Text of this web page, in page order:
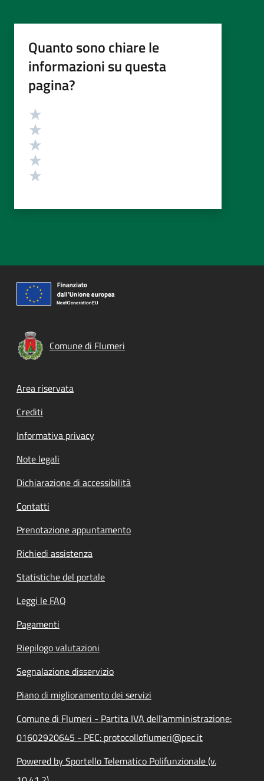
Quanto sono chiare le
informazioni su questa
pagina?
Valutazione
Comune di Flumeri
Footer menu
Area riservata
Crediti
Informativa privacy
Note legali
Dichiarazione di accessibilità
Contatti
Prenotazione appuntamento
Richiedi assistenza
Statistiche del portale
Leggi le FAQ
Pagamenti
Riepilogo valutazioni
Segnalazione disservizio
Piano di miglioramento dei servizi
Comune di Flumeri - Partita IVA dell'amministrazione:
01602920645 - PEC: protocolloflumeri@pec.it
Powered by Sportello Telematico Polifunzionale (v.